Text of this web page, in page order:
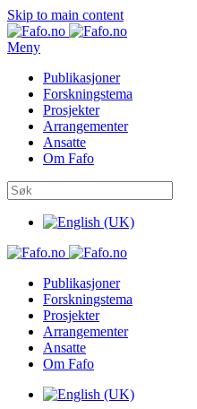
Skip to main content
Meny
Publikasjoner
Forskningstema
Prosjekter
Arrangementer
Ansatte
Om Fafo
Publikasjoner
Forskningstema
Prosjekter
Arrangementer
Ansatte
Om Fafo